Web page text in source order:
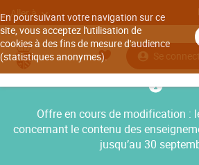
En poursuivant votre navigation sur ce
site, vous acceptez l'utilisation de
cookies à des fins de mesure d'audience
(statistiques anonymes).
Aller à
Se
Offre en cours de modification :
concernant le contenu des
jusqu’au 30